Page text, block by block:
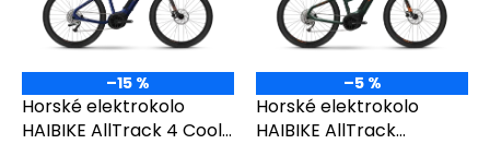
o
d
–15 %
Horské elektrokolo
HAIBIKE AllTrack 4 Cool
–5 %
Horské elektrokolo
HAIBIKE AllTrack